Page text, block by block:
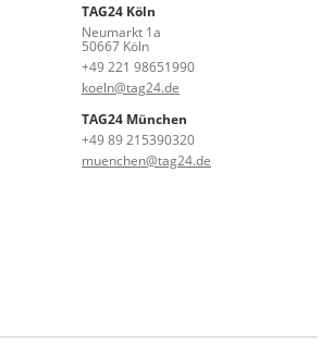
TAG24 Köln
Neumarkt 1a
50667 Köln
+49 221 98651990
koeln@tag24.de
TAG24 München
+49 89 215390320
muenchen@tag24.de